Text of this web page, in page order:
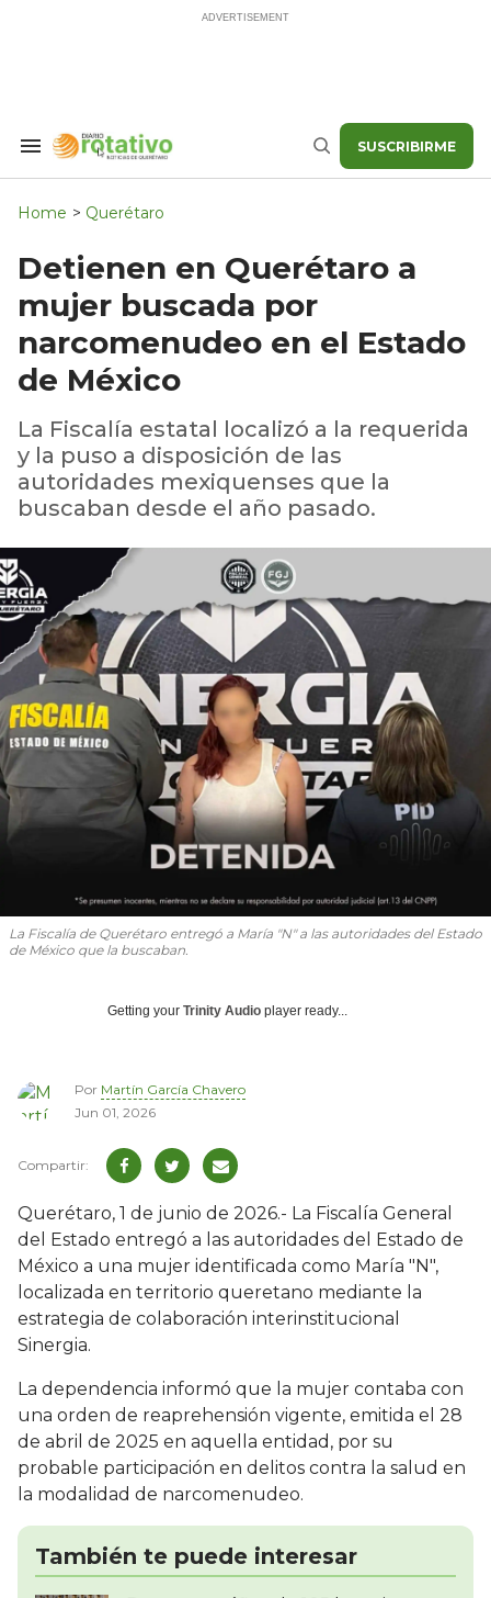
Search
Navigation
Buscar SUSCRIBIRME
Home > Querétaro
Detienen en Querétaro a
mujer buscada por
narcomenudeo en el Estado
de México
La Fiscalía estatal localizó a la requerida
y la puso a disposición de las
autoridades mexiquenses que la
buscaban desde el año pasado.
La Fiscalía de Querétaro entregó a María "N" a las autoridades del Estado
de México que la buscaban.
Getting your Trinity Audio player ready...
Por Martín García Chavero
Jun 01, 2026
Querétaro, 1 de junio de 2026.- La Fiscalía General
del Estado entregó a las autoridades del Estado de
México a una mujer identificada como María "N",
localizada en territorio queretano mediante la
estrategia de colaboración interinstitucional
Sinergia.
La dependencia informó que la mujer contaba con
una orden de reaprehensión vigente, emitida el 28
de abril de 2025 en aquella entidad, por su
probable participación en delitos contra la salud en
la modalidad de narcomenudeo.
También te puede interesar